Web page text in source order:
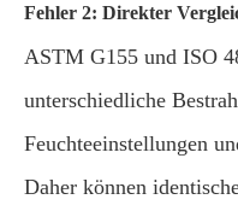
Fehler 2: Direkter
ASTM G155 und ISO
unterschiedliche
Feuchteeinstellungen
Daher können